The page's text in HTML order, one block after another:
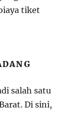
tiket
salah satu
Di sini,